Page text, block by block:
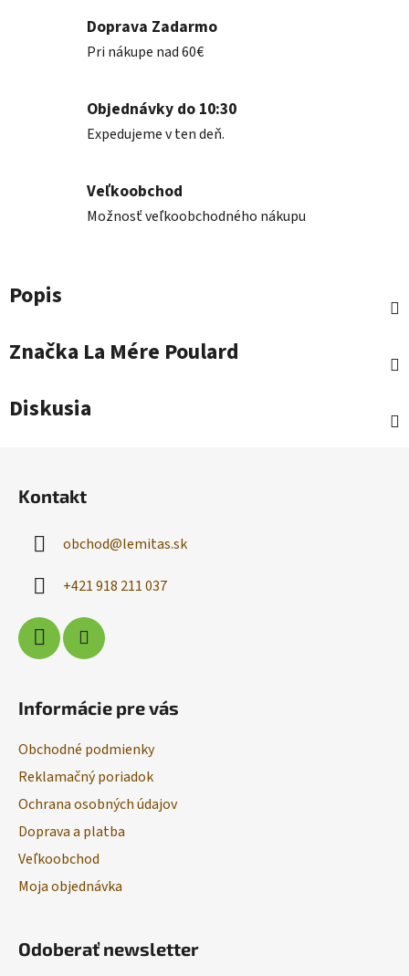
Doprava Zadarmo
Pri nákupe nad 60€
Objednávky do 10:30
Expedujeme v ten deň.
Veľkoobchod
Možnosť veľkoobchodného nákupu
Popis
Značka La Mére Poulard
Diskusia
Kontakt
obchod@lemitas.sk
+421 918 211 037
Informácie pre vás
Obchodné podmienky
Reklamačný poriadok
Ochrana osobných údajov
Doprava a platba
Veľkoobchod
Moja objednávka
Odoberať newsletter